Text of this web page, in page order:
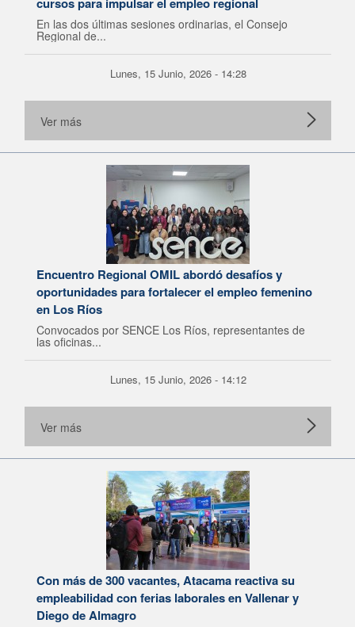
En las dos últimas sesiones ordinarias, el Consejo
Regional de...
Lunes, 15 Junio, 2026 - 14:28
Ver más
Encuentro Regional OMIL abordó desafíos y
oportunidades para fortalecer el empleo femenino
en Los Ríos
Convocados por SENCE Los Ríos, representantes de
las oficinas...
Lunes, 15 Junio, 2026 - 14:12
Ver más
Con más de 300 vacantes, Atacama reactiva su
empleabilidad con ferias laborales en Vallenar y
Diego de Almagro